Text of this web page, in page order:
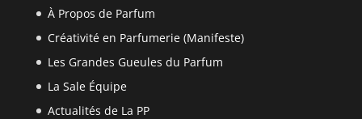
À Propos de Parfum
Créativité en Parfumerie (Manifeste)
Les Grandes Gueules du Parfum
La Sale Équipe
Actualités de La PP